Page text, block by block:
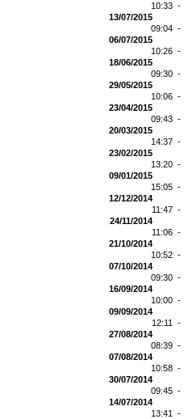
10:33 -
13/07/2015
09:04 -
06/07/2015
10:26 -
18/06/2015
09:30 -
29/05/2015
10:06 -
23/04/2015
09:43 -
20/03/2015
14:37 -
23/02/2015
13:20 -
09/01/2015
15:05 -
12/12/2014
11:47 -
24/11/2014
11:06 -
21/10/2014
10:52 -
07/10/2014
09:30 -
16/09/2014
10:00 -
09/09/2014
12:11 -
27/08/2014
08:39 -
07/08/2014
10:58 -
30/07/2014
09:45 -
14/07/2014
13:41 -